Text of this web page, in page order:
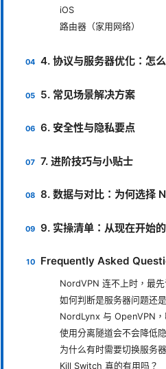
iOS
路由器（家用网络）
4. 协议与服务器优化：怎
5. 常见场景解决方案
6. 安全性与隐私要点
7. 进阶技巧与小贴士
8. 数据与对比：为何选择
9. 实操清单：从现在开始
Frequently Asked
NordVPN 连不上时，最先
如何判断是服务器问题还
NordLynx 与 OpenVPN，
使用分离隧道会不会降低
为什么有时需要切换服务
Kill Switch 真的有用吗？